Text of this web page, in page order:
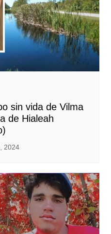
sin vida de Vilma
de Hialeah
2024